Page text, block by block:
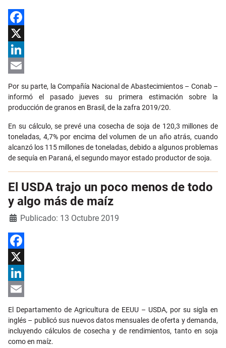
Facebook
X
LinkedIn
Por su parte, la Compañía Nacional de Abastecimientos – Conab –
informó el pasado jueves su primera estimación sobre la
producción de granos en Brasil, de la zafra 2019/20.
En su cálculo, se prevé una cosecha de soja de 120,3 millones de
toneladas, 4,7% por encima del volumen de un año atrás, cuando
alcanzó los 115 millones de toneladas, debido a algunos problemas
de sequía en Paraná, el segundo mayor estado productor de soja.
El USDA trajo un poco menos de todo
y algo más de maíz
Detalles
Publicado: 13 Octubre 2019
Facebook
X
LinkedIn
Email
El Departamento de Agricultura de EEUU – USDA, por su sigla en
inglés – publicó sus nuevos datos mensuales de oferta y demanda,
incluyendo cálculos de cosecha y de rendimientos, tanto en soja
como en maíz.